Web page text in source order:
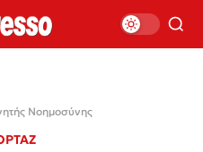
Νοημοσύνης